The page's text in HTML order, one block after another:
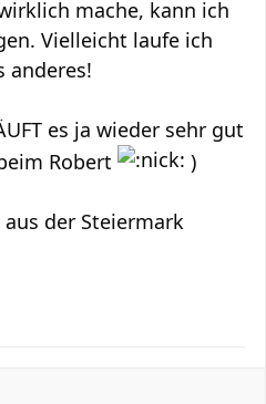
mache, kann ich
Vielleicht laufe ich
anderes!
es ja wieder sehr gut
Robert
)
aus der Steiermark